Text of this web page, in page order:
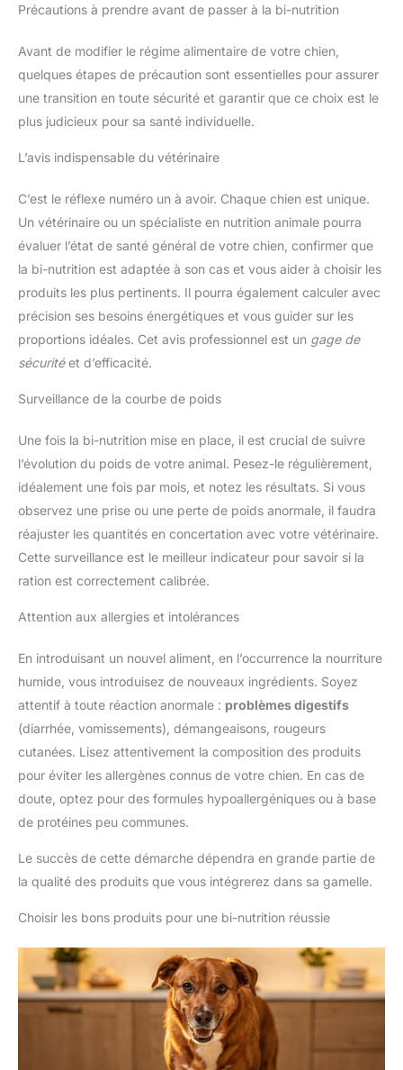
n'ont plus besoin de se pencher
permet une croissance saine.
Des études scientifiques ont
montré que les gamelles
prolonger la vie de votre chien.
pourra rester avec vous pour
mangent, sont limités dans leur
mobilité ou souffrent d'arthrose.
Mangeoire pour chien de haute
gamelle pour chien est fabriqué
en ABS de haute qualité, pas
facile à endommager. La bande
antidérapante sur les jambes
augmente la friction et évite le
déplacement de la gamelle du
Précautions à prendre avant de passer à la bi-nutrition
Avant de modifier le régime alimentaire de votre chien,
quelques étapes de précaution sont essentielles pour assurer
une transition en toute sécurité et garantir que ce choix est le
plus judicieux pour sa santé individuelle.
L’avis indispensable du vétérinaire
C’est le réflexe numéro un à avoir. Chaque chien est unique.
Un vétérinaire ou un spécialiste en nutrition animale pourra
évaluer l’état de santé général de votre chien, confirmer que
la bi-nutrition est adaptée à son cas et vous aider à choisir les
produits les plus pertinents. Il pourra également calculer avec
précision ses besoins énergétiques et vous guider sur les
proportions idéales. Cet avis professionnel est un gage de
sécuritéet d’efficacité.
Surveillance de la courbe de poids
Une fois la bi-nutrition mise en place, il est crucial de suivre
l’évolution du poids de votre animal. Pesez-le régulièrement,
idéalement une fois par mois, et notez les résultats. Si vous
observez une prise ou une perte de poids anormale, il faudra
réajuster les quantités en concertation avec votre vétérinaire.
Cette surveillance est le meilleur indicateur pour savoir si la
ration est correctement calibrée.
Attention aux allergies et intolérances
En introduisant un nouvel aliment, en l’occurrence la nourriture
humide, vous introduisez de nouveaux ingrédients. Soyez
attentif à toute réaction anormale : problèmes digestifs
(diarrhée, vomissements), démangeaisons, rougeurs
cutanées. Lisez attentivement la composition des produits
pour éviter les allergènes connus de votre chien. En cas de
doute, optez pour des formules hypoallergéniques ou à base
de protéines peu communes.
Le succès de cette démarche dépendra en grande partie de
la qualité des produits que vous intégrerez dans sa gamelle.
Choisir les bons produits pour une bi-nutrition réussie